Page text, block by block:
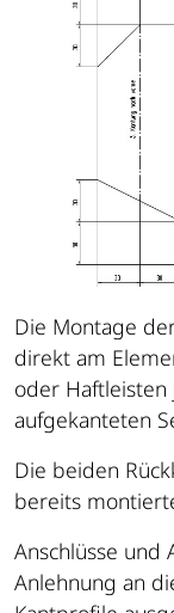
Die Montage
direkt am
oder
aufgekanteten
Die beiden
bereits
Anschlüsse und
Anlehnung an